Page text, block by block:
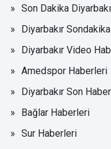
Son Dakika
Diyarbakır Sondakika
Diyarbakır Video
Amedspor Haberleri
Diyarbakır Son Haber
Bağlar Haberleri
Sur Haberleri